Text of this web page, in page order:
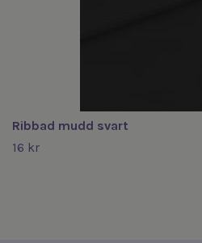
Ribbad mudd svart
16 kr